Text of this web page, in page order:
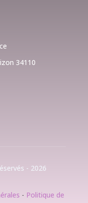
34110
- 2026
- Politique de